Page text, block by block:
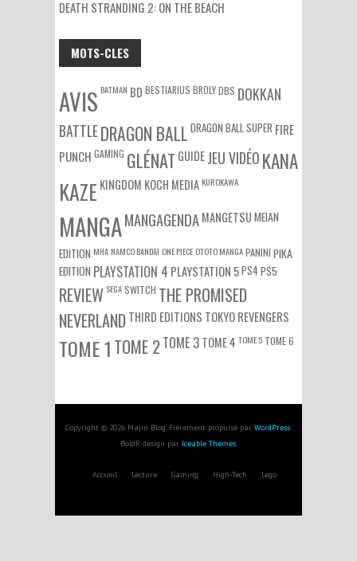
DEATH STRANDING 2: ON THE BEACH
MOTS-CLES
AVIS BATMAN BD BESTIARIUS BROLYDBS DOKKAN
BATTLEDRAGON BALL DRAGON BALL SUPER FIRE
PUNCH GAMING GLÉNAT GUIDEJEU VIDÉOKANA
KAZE KINGDOM KOCH MEDIA KUROKAWA
MANGAMANGAGENDAMANGETSUMEIAN
EDITION MHA NAMCO BANDAI ONE PIECE OTOTO MANGAPANINI PIKA
EDITION PLAYSTATION 4 PLAYSTATION 5PS4PS5
REVIEW SEGASWITCH THE PROMISED
NEVERLAND THIRD EDITIONS TOKYO REVENGERS
TOME 1TOME 2TOME 3TOME 4 TOME 5 TOME 6
Copyright © 2026 Majin Blog. Fièrement propulsé par WordPress.
BoldR design par Iceable Themes.
Accueil Lecture Gaming High-Tech Lego